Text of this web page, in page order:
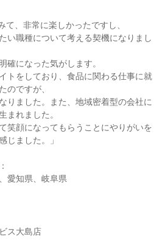
て、非常に楽しかったですし、
い職種について考える契機になりまし
確になった気がします。
トをしており、食品に関わる仕事に就
のですが、
りました。また、地域密着型の会社に
まれました。
笑顔になってもらうことにやりがいを
じました。」
愛知県、岐阜県
ス大島店